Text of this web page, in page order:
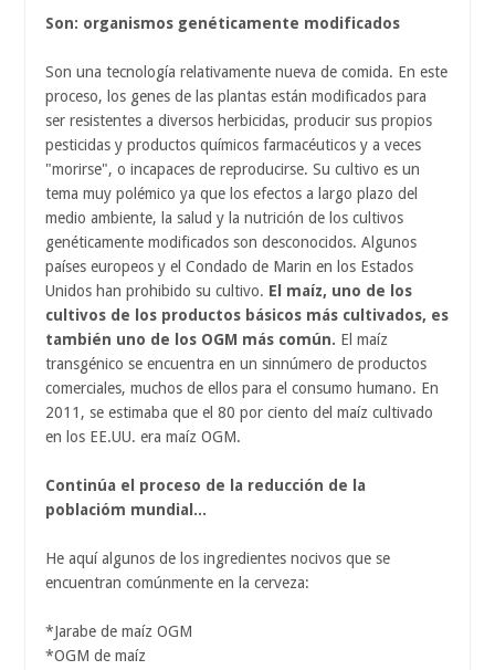
Son: organismos genéticamente modificados
Son una tecnología relativamente nueva de comida. En este
proceso, los genes de las plantas están modificados para
ser resistentes a diversos herbicidas, producir sus propios
pesticidas y productos químicos farmacéuticos y a veces
"morirse", o incapaces de reproducirse. Su cultivo es un
tema muy polémico ya que los efectos a largo plazo del
medio ambiente, la salud y la nutrición de los cultivos
genéticamente modificados son desconocidos. Algunos
países europeos y el Condado de Marin en los Estados
Unidos han prohibido su cultivo. El maíz, uno de los
cultivos de los productos básicos más cultivados, es
también uno de los OGM más común. El maíz
transgénico se encuentra en un sinnúmero de productos
comerciales, muchos de ellos para el consumo humano. En
2011, se estimaba que el 80 por ciento del maíz cultivado
en los EE.UU. era maíz OGM.
Continúa el proceso de la reducción de la
poblacióm mundial...
He aquí algunos de los ingredientes nocivos que se
encuentran comúnmente en la cerveza:
*Jarabe de maíz OGM
*OGM de maíz